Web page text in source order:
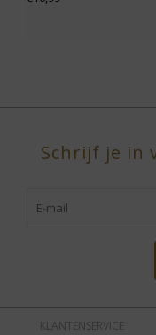
Schrijf je in
KLANTENSERVICE